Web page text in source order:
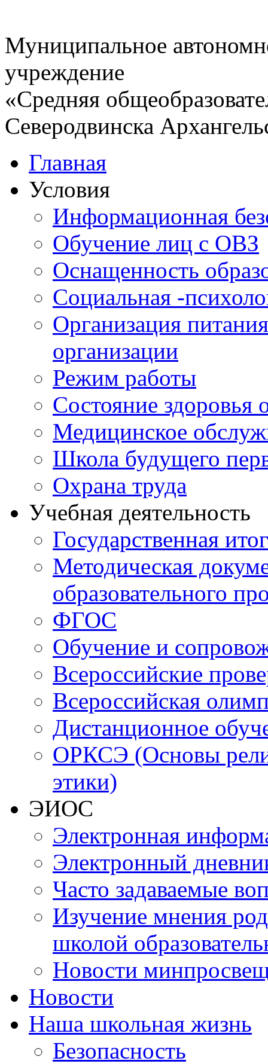
Муниципальное
учреждение
«Средняя
Северодвинска
Главная
Условия
Информационная
Обучение лиц с ОВЗ
Оснащенность
Социальная -
Организация
организации
Режим работы
Состояние
Медицинское
Школа будущего
Охрана труда
Учебная деятельность
Государственная
Методическая
образовательного
ФГОС
Обучение и
Всероссийские
Всероссийская
Дистанционное
ОРКСЭ (Основы
этики)
ЭИОС
Электронная
Электронный
Часто задаваемые
Изучение мнения
школой
Новости
Новости
Наша школьная жизнь
Безопасность